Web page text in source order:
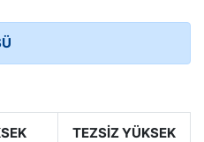
TEZSİZ YÜKSEK